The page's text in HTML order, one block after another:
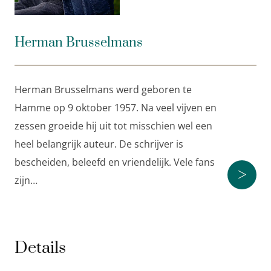
handleiding tot de ultieme onnozelheid.
ben rijk en beroemd en ik heb nekpijn
van Brusselmans’ cyclusIedereen is uniek behalve ik.
Herman Brusselmans
Herman Brusselmans werd geboren te
Hamme op 9 oktober 1957. Na veel vijven en
zessen groeide hij uit tot misschien wel een
heel belangrijk auteur. De schrijver is
bescheiden, beleefd en vriendelijk. Vele fans
zijn…
>
Details